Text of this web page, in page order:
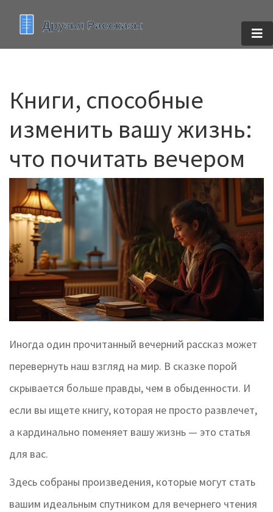
Книги, способные
изменить вашу жизнь:
что почитать вечером
Иногда один прочитанный вечерний рассказ может
перевернуть наш взгляд на мир. В сказке порой
скрывается больше правды, чем в обыденности. И
если вы ищете книгу, которая не просто развлечет,
а кардинально поменяет вашу жизнь — это статья
для вас.
Здесь собраны произведения, которые могут стать
вашим идеальным спутником для вечернего чтения